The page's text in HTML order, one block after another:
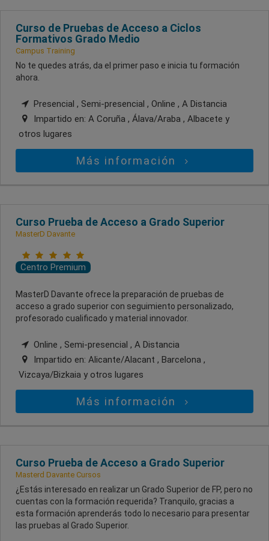
Curso de Pruebas de Acceso a Ciclos
Formativos Grado Medio
Campus Training
No te quedes atrás, da el primer paso e inicia tu formación
ahora.
Presencial , Semi-presencial , Online , A Distancia
Impartido en: A Coruña , Álava/Araba , Albacete y
otros lugares
Más información
Curso Prueba de Acceso a Grado Superior
MasterD Davante
Centro Premium
MasterD Davante ofrece la preparación de pruebas de
acceso a grado superior con seguimiento personalizado,
profesorado cualificado y material innovador.
Online , Semi-presencial , A Distancia
Impartido en: Alicante/Alacant , Barcelona ,
Vizcaya/Bizkaia y otros lugares
Más información
Curso Prueba de Acceso a Grado Superior
Masterd Davante Cursos
¿Estás interesado en realizar un Grado Superior de FP, pero no
cuentas con la formación requerida? Tranquilo, gracias a
esta formación aprenderás todo lo necesario para presentar
las pruebas al Grado Superior.